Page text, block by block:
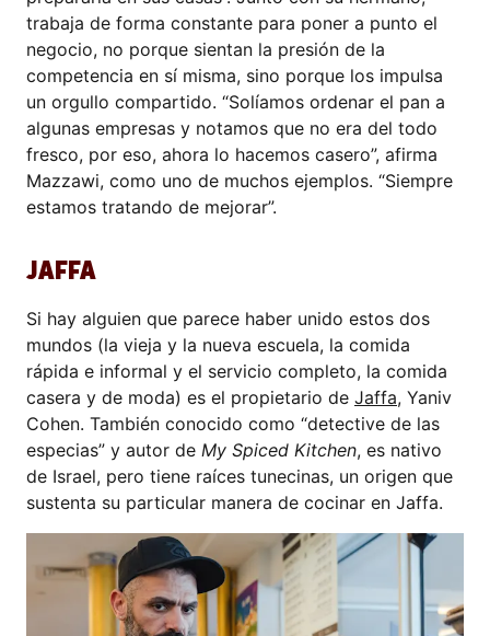
trabaja de forma constante para poner a punto el
negocio, no porque sientan la presión de la
competencia en sí misma, sino porque los impulsa
un orgullo compartido. “Solíamos ordenar el pan a
algunas empresas y notamos que no era del todo
fresco, por eso, ahora lo hacemos casero”, afirma
Mazzawi, como uno de muchos ejemplos. “Siempre
estamos tratando de mejorar”.
JAFFA
Si hay alguien que parece haber unido estos dos
mundos (la vieja y la nueva escuela, la comida
rápida e informal y el servicio completo, la comida
casera y de moda) es el propietario de Jaffa, Yaniv
Cohen. También conocido como “detective de las
especias” y autor de My Spiced Kitchen, es nativo
de Israel, pero tiene raíces tunecinas, un origen que
sustenta su particular manera de cocinar en Jaffa.